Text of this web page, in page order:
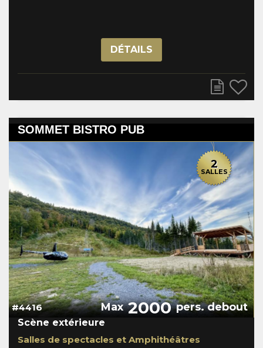
DÉTAILS
SOMMET BISTRO PUB
2
SALLES
#4416 Max2000pers. debout
Scène extérieure
Salles de spectacles et Amphithéâtres